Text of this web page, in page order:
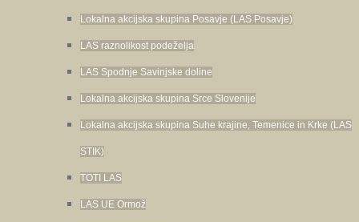
Lokalna akcijska skupina Posavje (LAS Posavje)
LAS raznolikost podeželja
LAS Spodnje Savinjske doline
Lokalna akcijska skupina Srce Slovenije
Lokalna akcijska skupina Suhe krajine, Temenice in Krke (LAS
STIK)
TOTI LAS
LAS UE Ormož